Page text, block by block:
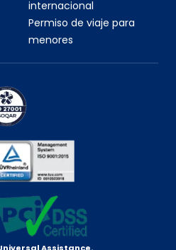
internacional
Permiso de viaje para
menores